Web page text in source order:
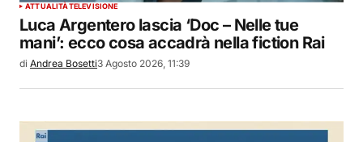
ATTUALITÀTELEVISIONE
Luca Argentero lascia ‘Doc – Nelle tue
mani’: ecco cosa accadrà nella fiction Rai
di Andrea Bosetti3 Agosto 2026, 11:39